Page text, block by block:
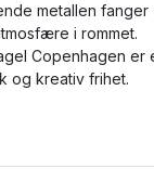
metallen fanger
i rommet.
Copenhagen er
og kreativ frihet.